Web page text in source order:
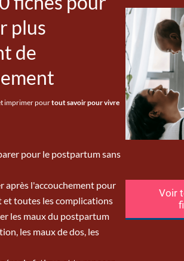
dépression post partum et que
un problème.
partum : un
sur les
partum et mieux soutenues
où le bébé change à chaque